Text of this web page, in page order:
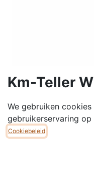
Km-Teller
Snelheidsmeter / Km-
Dax.
Max. Snelheid: 70km/u
Voorzien van
We gebruiken
gebruikerservaring
Cookiebeleid